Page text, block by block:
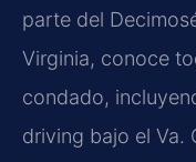
parte del
Virginia, conoce
condado,
driving bajo el Va.